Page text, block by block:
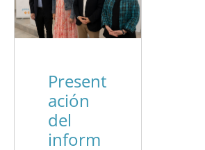
Present
ación
del
inform